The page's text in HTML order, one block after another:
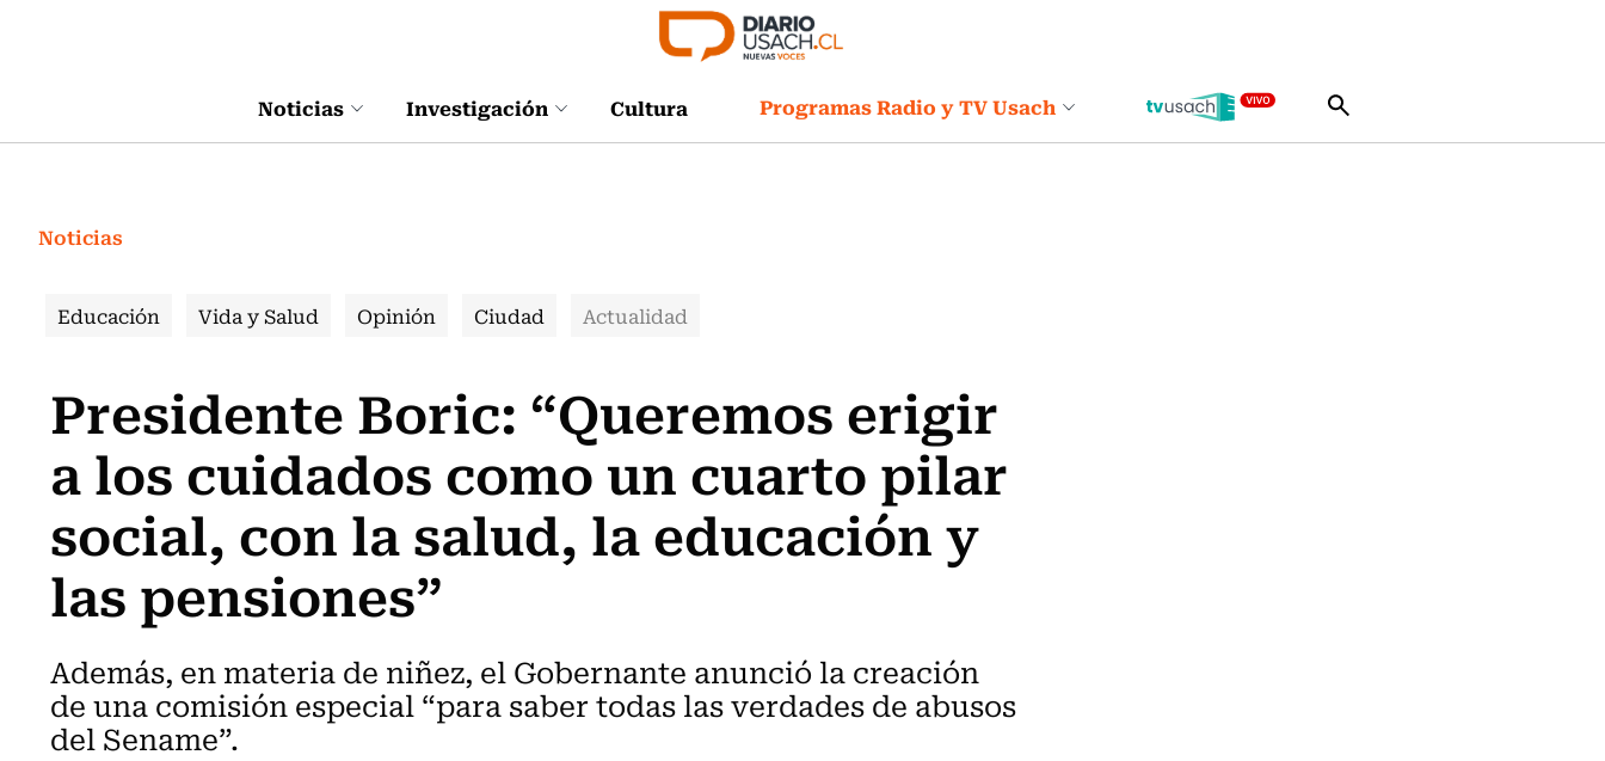
Noticias Investigación Cultura Programas Radio y TV Usach
Noticias
Educación Vida y Salud Opinión Ciudad Actualidad
Presidente Boric: “Queremos erigir
a los cuidados como un cuarto pilar
social, con la salud, la educación y
las pensiones”
Además, en materia de niñez, el Gobernante anunció la creación
de una comisión especial “para saber todas las verdades de abusos
del Sename”.